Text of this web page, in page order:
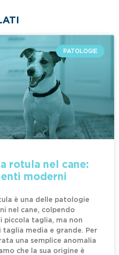
PATOLOGIE
rotula nel cane:
moderni
è una delle patologie
nel cane, colpendo
piccola taglia, ma non
taglia media e grande. Per
una semplice anomalia
che la sua origine è